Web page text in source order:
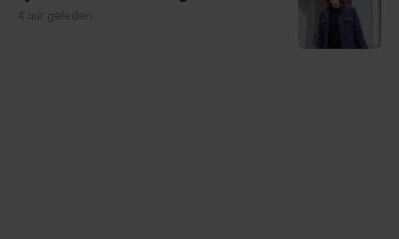
4 uur geleden